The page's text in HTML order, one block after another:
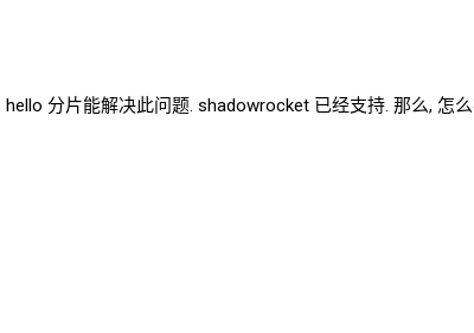
hello 分片能解决此问题. shadowrocket 已经支持. 那么, 怎